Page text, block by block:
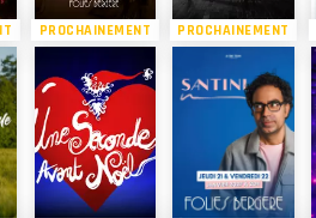
PROCHAINEMENT PROCHAINEMENT